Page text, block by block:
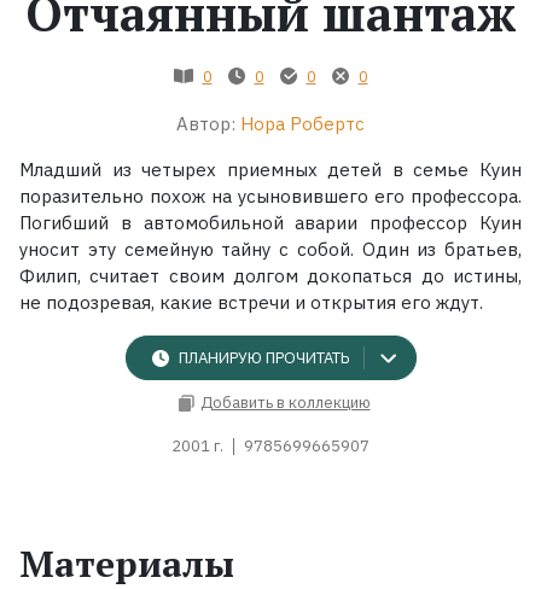
0 0 0 0
Автор: Нора Робертс
Младший из четырех приемных детей в семье Куин
поразительно похож на усыновившего его профессора.
Погибший в автомобильной аварии профессор Куин
уносит эту семейную тайну с собой. Один из братьев,
Филип, считает своим долгом докопаться до истины,
не подозревая, какие встречи и открытия его ждут.
ПЛАНИРУЮ ПРОЧИТАТЬ
Добавить в коллекцию
2001 г. 9785699665907
Материалы